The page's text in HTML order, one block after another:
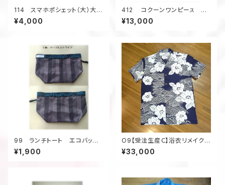
114 スマホポシェット（大）大島
紬 サコッシュ ポケット スマ
ートフォン
¥4,000
412 コクーンワンピーㇲ 体
系カバー ピンクの着物 ジャ
カード風の柄 着物リメイク 春
¥13,000
99 ランチトート エコバッグ
村山大島アップサイクル
サブバッグ お散歩バッグ
¥1,900
O9【受注生産Ｃ】浴衣リメイクア
ロハシャツフルオーダー
¥33,000